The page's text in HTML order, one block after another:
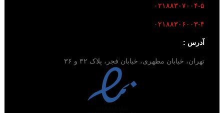
۰۲۱۸۸۳۰۷۰۰۴-۵
۰۲۱۸۸۳۰۶۰۰۳-۴
آدرس :
تهران، خیابان مطهری، خیابان فجر، پلاک ۳۲ و ۳۶